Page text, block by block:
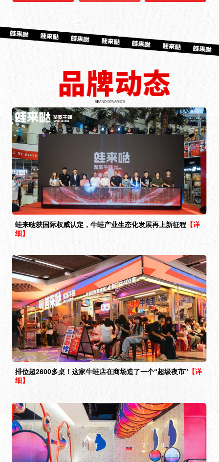
蛙来哒获国际权威认定，牛蛙产业生态化发展再上新征程 【详
细】
排位超2600多桌！这家牛蛙店在商场造了一个“超级夜市” 【详
细】